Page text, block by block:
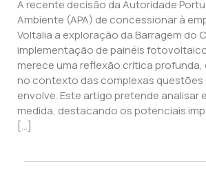
A recente decisão da Autoridade
Ambiente (APA) de concessionar à
Voltalia a exploração da Barragem do
implementação de painéis
merece uma reflexão crítica
no contexto das complexas questões
envolve. Este artigo pretende analisar
medida, destacando os potenciais
[…]